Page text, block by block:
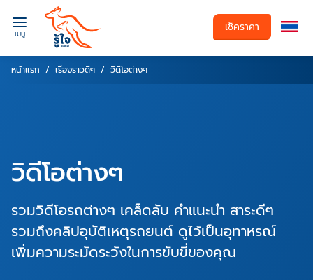
เมนู เช็คราคา
หน้าแรก เรื่องราวดีๆ วิดีโอต่างๆ
วิดีโอต่างๆ
รวมวิดีโอรถต่างๆ เคล็ดลับ คำแนะนำ สาระดีๆ
รวมถึงคลิปอุบัติเหตุรถยนต์ ดูไว้เป็นอุทาหรณ์
เพิ่มความระมัดระวังในการขับขี่ของคุณ